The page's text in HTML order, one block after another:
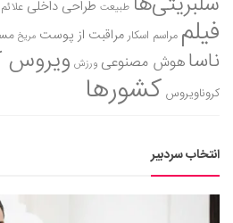
طبیعت طراحی داخلی
فیلم مراسم اسکارمراقبت از پوست مریخ
ناساهوش مصنوعی ورزش ویروس
کروناویروس کشورها
انتخاب سردبیر